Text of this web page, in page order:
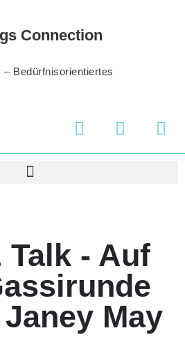
Connection
Bedürfnisorientiertes
Talk - Auf
May